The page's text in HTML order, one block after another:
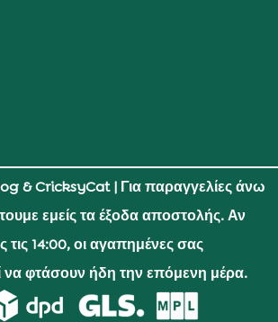
& CricksyCat| Για παραγγελίες άνω
εμείς τα έξοδα αποστολής. Αν
τις 14:00, οι αγαπημένες σας
να φτάσουν ήδη την επόμενη μέρα.